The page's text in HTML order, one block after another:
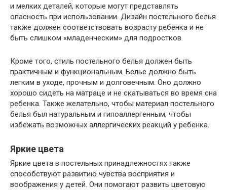
и мелких деталей, которые могут представлять
опасность при использовании. Дизайн постельного белья
также должен соответствовать возрасту ребенка и не
быть слишком «младенческим» для подростков.
Кроме того, стиль постельного белья должен быть
практичным и функциональным. Белье должно быть
легким в уходе, прочным и долговечным. Оно должно
хорошо сидеть на матраце и не скатываться во время сна
ребенка. Также желательно, чтобы материал постельного
белья был натуральным и гипоаллергенным, чтобы
избежать возможных аллергических реакций у ребенка.
Яркие цвета
Яркие цвета в постельных принадлежностях также
способствуют развитию чувства восприятия и
воображения у детей. Они помогают развить цветовую